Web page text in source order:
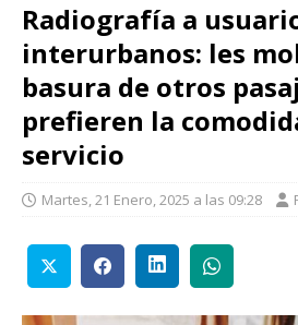
Radiografía a
interurbanos: les
basura de otros
prefieren la
servicio
Martes, 21 Enero, 2025 a las 09:28